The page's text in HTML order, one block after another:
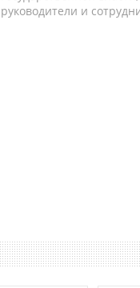
руководители и